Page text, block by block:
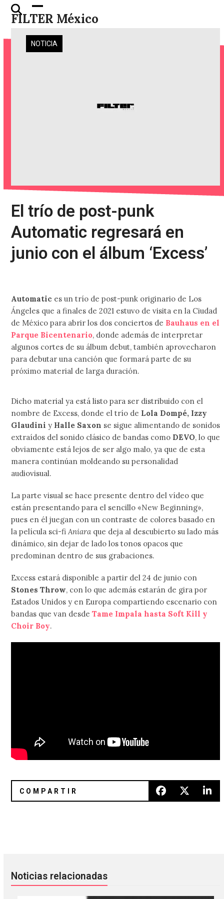
Skip
FILTER México
Open
mobile
menu
Close
mobile
menu
NOTICIA
El trío de post-punk
Automatic regresará en
junio con el álbum ‘Excess’
Automatic es un trío de post-punk originario de Los
Ángeles que a finales de 2021 estuvo de visita en la Ciudad
de México para abrir los dos conciertos de Bauhaus en el
Parque Bicentenario, donde además de interpretar
algunos cortes de su álbum debut, también aprovecharon
para debutar una canción que formará parte de su
próximo material de larga duración.
Dicho material ya está listo para ser distribuido con el
nombre de Excess, donde el trío de Lola Dompé, Izzy
Glaudiniy Halle Saxon se sigue alimentando de sonidos
extraídos del sonido clásico de bandas como DEVO, lo que
obviamente está lejos de ser algo malo, ya que de esta
manera continúan moldeando su personalidad
audiovisual.
La parte visual se hace presente dentro del vídeo que
están presentando para el sencillo «New Beginning»,
pues en él juegan con un contraste de colores basado en
la película sci-fi Aniara que deja al descubierto su lado más
dinámico, sin dejar de lado los tonos opacos que
predominan dentro de sus grabaciones.
Excess estará disponible a partir del 24 de junio con
Stones Throw, con lo que además estarán de gira por
Estados Unidos y en Europa compartiendo escenario con
bandas que van desdeTame Impala hasta Soft Kill y
Choir Boy.
Noticias relacionadas